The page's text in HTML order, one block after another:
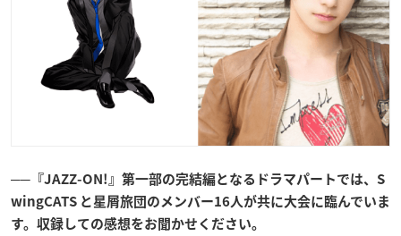
──『JAZZ-ON!』第一部の完結編となるドラマパートでは、S
wingCATS と星屑旅団のメンバー16人が共に大会に臨んでいま
す。収録しての感想をお聞かせください。